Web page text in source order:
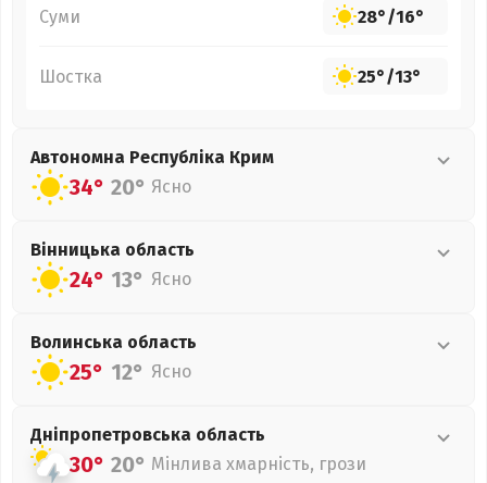
Суми 28°/16°
Шостка 25°/13°
Автономна Республіка Крим
34° 20° Ясно
Вінницька область
24° 13° Ясно
Волинська область
25° 12° Ясно
Дніпропетровська область
30° 20° Мінлива хмарність, грози